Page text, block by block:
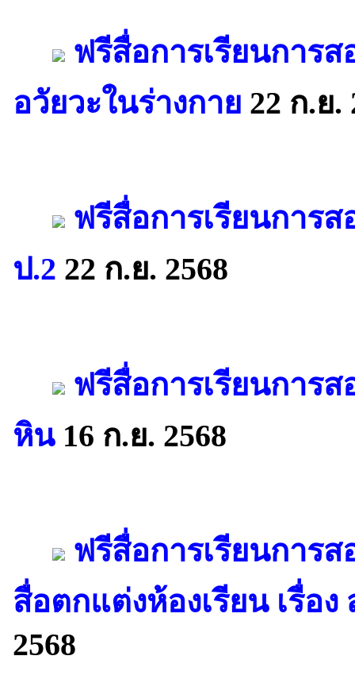
ฟรีสื่อการเรียนการ
อวัยวะในร่างกาย 22 ก.ย.
ฟรีสื่อการเรียนการ
ป.2 22 ก.ย. 2568
ฟรีสื่อการเรียนการ
หิน16 ก.ย. 2568
ฟรีสื่อการเรียนการ
สื่อตกแต่งห้องเรียน เรื่อ
2568